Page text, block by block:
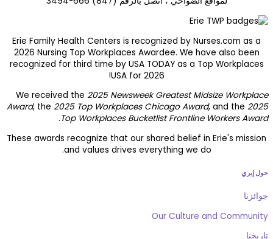
Erie Family
2026 Nursing
recognized for
We received the
Award, the2025
Top
.
These awards